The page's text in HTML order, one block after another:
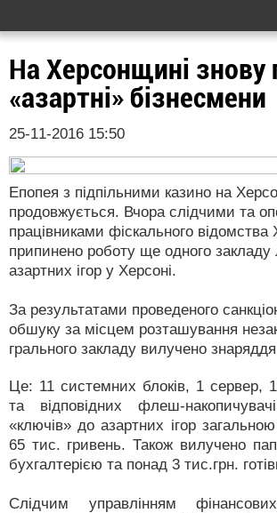
На Херсонщині знову
«азартні» бізнесмени
25-11-2016 15:50
Епопея з підпільними казино на
продовжується. Вчора слідчими та
працівниками фіскального
припинено роботу ще одного закладу
азартних ігор у Херсоні.
За результатами проведеного
обшуку за місцем розташування
грального закладу вилучено
Це: 11 системних блоків, 1 сервер,
та відповідних флеш-
«ключів» до азартних ігор
65 тис. гривень. Також вилучено
бухгалтерією та понад 3 тис.грн.
Слідчим управлінням